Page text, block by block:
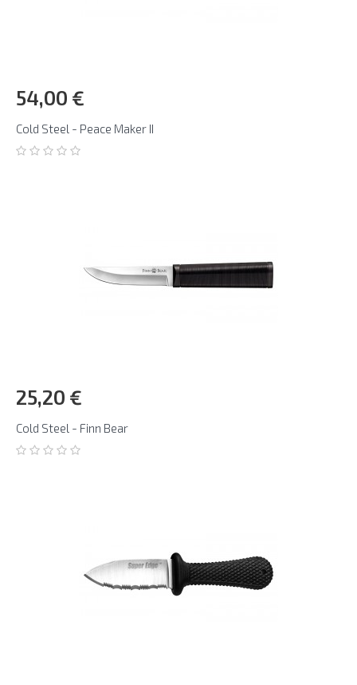
54,00 €
Cold Steel - Peace Maker II
25,20 €
Cold Steel - Finn Bear